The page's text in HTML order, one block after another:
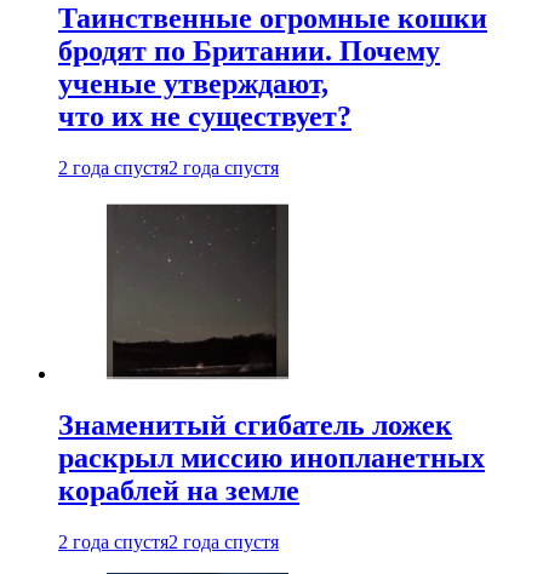
Таинственные огромные кошки
бродят по Британии. Почему
ученые утверждают,
что их не существует?
2 года спустя2 года спустя
Знаменитый сгибатель ложек
раскрыл миссию инопланетных
кораблей на земле
2 года спустя2 года спустя